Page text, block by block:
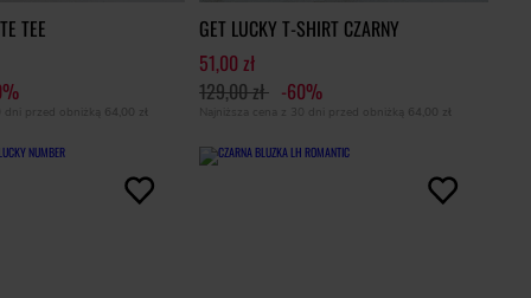
TEE
dni przed obniżką 64,00 zł
GET LUCKY T-SHIRT CZARNY
51,00 zł
129,00 zł -60%
Najniższa cena z 30 dni przed obniżką 64,00 zł